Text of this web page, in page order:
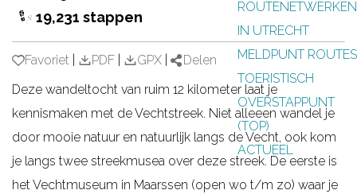
n
ROUTENETWERKEN
IN UTRECHT
MELDPUNT ROUTES
TOERISTISCH
OVERSTAPPUNT
(TOP)
ACTUEEL
19,231 stappen
Favoriet
Favoriet PDF GPX
Delen
Deze wandeltocht van ruim 12 kilometer laat je
kennismaken met de Vechtstreek. Niet alleeen wandel je
door mooie natuur en natuurlijk langs de Vecht, ook kom
je langs twee streekmusea over deze streek. De eerste is
het Vechtmuseum in Maarssen (open wo t/m zo) waar je